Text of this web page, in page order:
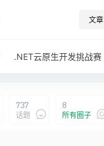
文章
.NET云原生开发挑战赛
737
话题
8
所有圈子